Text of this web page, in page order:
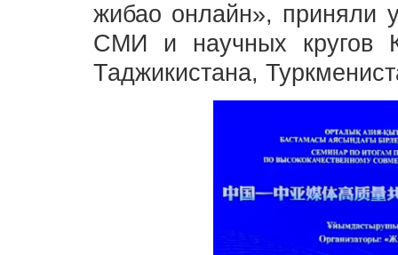
жибао онлайн», приняли
СМИ и научных кругов
Таджикистана,